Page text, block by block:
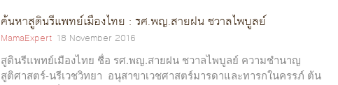
ค้นหาสูตินรีแพทย์เมืองไทย : รศ.พญ.สายฝน ชวาลไพบูลย์
MamaExpert 18 November 2016
สูตินรีแพทย์เมืองไทย ชื่อ รศ.พญ.สายฝน ชวาลไพบูลย์ ความชำนาญ
สูติศาสตร์-นรีเวชวิทยา อนุสาขาเวชศาสตร์มารดาและทารกในครรภ์ ต้น